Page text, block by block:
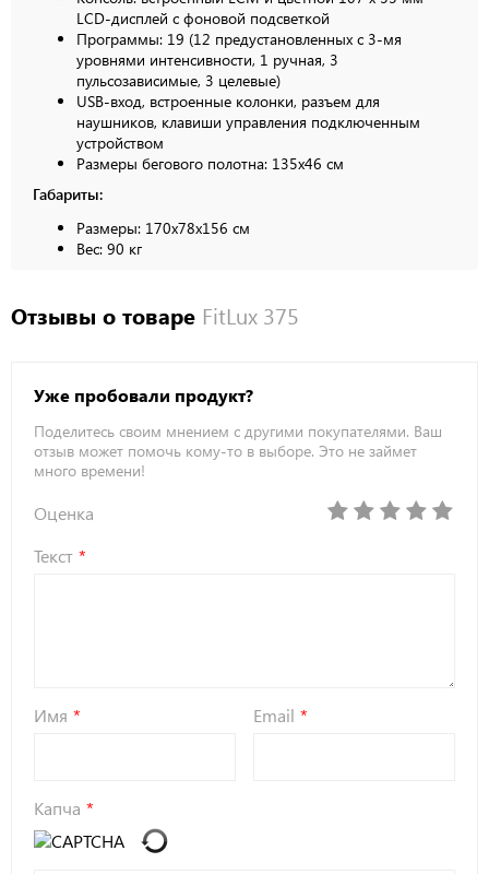
LCD-дисплей с фоновой подсветкой
Программы: 19 (12 предустановленных с 3-мя
уровнями интенсивности, 1 ручная, 3
пульсозависимые, 3 целевые)
USB-вход, встроенные колонки, разъем для
наушников, клавиши управления подключенным
устройством
Размеры бегового полотна: 135х46 см
Габариты:
Размеры: 170х78х156 см
Вес: 90 кг
Отзывы о товаре FitLux 375
Уже пробовали продукт?
Поделитесь своим мнением с другими покупателями. Ваш
отзыв может помочь кому-то в выборе. Это не займет
много времени!
Оценка
Текст
Имя Email
Капча